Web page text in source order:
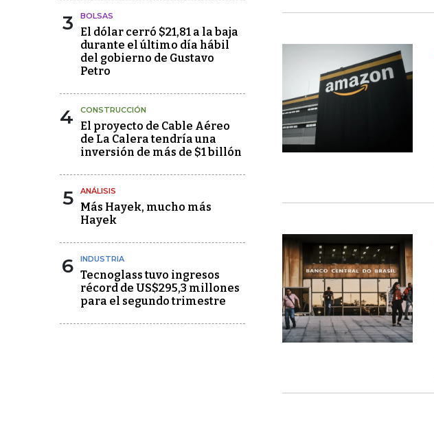
3 BOLSAS
El dólar cerró $21,81 a la baja
durante el último día hábil
del gobierno de Gustavo
Petro
4 CONSTRUCCIÓN
El proyecto de Cable Aéreo
de La Calera tendría una
inversión de más de $1 billón
5 ANÁLISIS
Más Hayek, mucho más
Hayek
6 INDUSTRIA
Tecnoglass tuvo ingresos
récord de US$295,3 millones
para el segundo trimestre